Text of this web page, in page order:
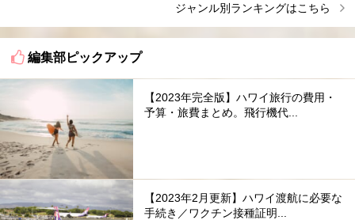
ジャンル別ランキングはこちら
編集部ピックアップ
【2023年完全版】ハワイ旅行の費用・
予算・旅費まとめ。飛行機代...
【2023年2月更新】ハワイ渡航に必要な
手続き／ワクチン接種証明...